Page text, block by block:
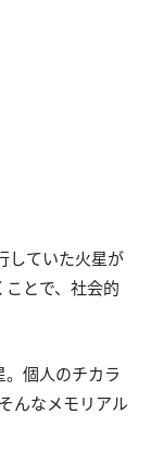
していた火星が
とで、社会的
個人のチカラ
んなメモリアル